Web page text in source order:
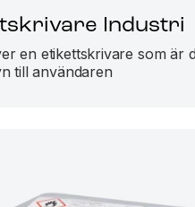
Industri
en etikettskrivare som är
till användaren